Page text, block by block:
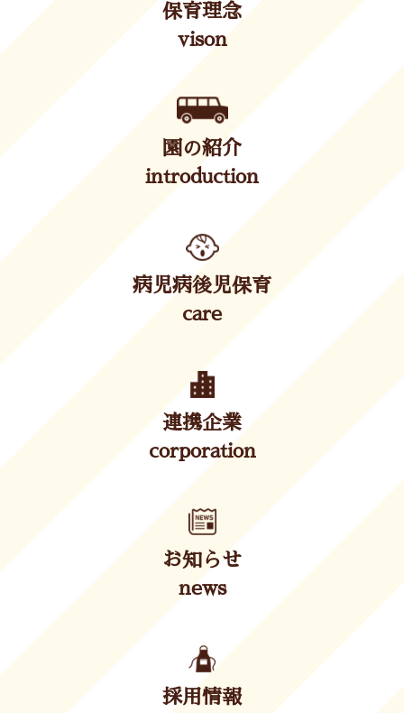
保育理念
vison
園の紹介
introduction
病児病後児保育
care
連携企業
corporation
お知らせ
news
採用情報